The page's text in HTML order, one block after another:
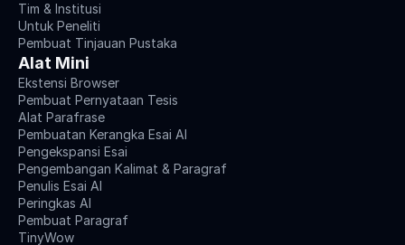
Tim & Institusi
Untuk Peneliti
Pembuat Tinjauan Pustaka
Alat Mini
Ekstensi Browser
Pembuat Pernyataan Tesis
Alat Parafrase
Pembuatan Kerangka Esai AI
Pengekspansi Esai
Pengembangan Kalimat & Paragraf
Penulis Esai AI
Peringkas AI
Pembuat Paragraf
TinyWow